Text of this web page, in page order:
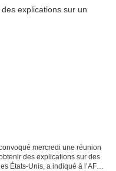
mercredi une réunion
des explications sur des
États-Unis, a indiqué à l’AFP